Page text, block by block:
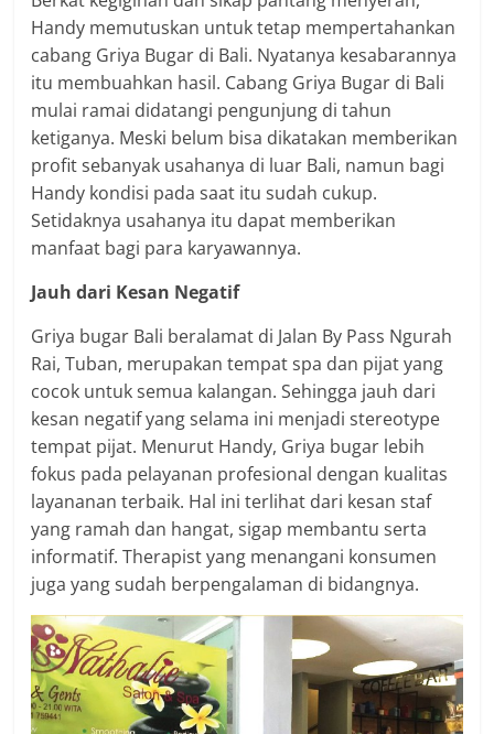
Handy memutuskan untuk tetap mempertahankan
cabang Griya Bugar di Bali. Nyatanya kesabarannya
itu membuahkan hasil. Cabang Griya Bugar di Bali
mulai ramai didatangi pengunjung di tahun
ketiganya. Meski belum bisa dikatakan memberikan
profit sebanyak usahanya di luar Bali, namun bagi
Handy kondisi pada saat itu sudah cukup.
Setidaknya usahanya itu dapat memberikan
manfaat bagi para karyawannya.
Jauh dari Kesan Negatif
Griya bugar Bali beralamat di Jalan By Pass Ngurah
Rai, Tuban, merupakan tempat spa dan pijat yang
cocok untuk semua kalangan. Sehingga jauh dari
kesan negatif yang selama ini menjadi stereotype
tempat pijat. Menurut Handy, Griya bugar lebih
fokus pada pelayanan profesional dengan kualitas
layananan terbaik. Hal ini terlihat dari kesan staf
yang ramah dan hangat, sigap membantu serta
informatif. Therapist yang menangani konsumen
juga yang sudah berpengalaman di bidangnya.